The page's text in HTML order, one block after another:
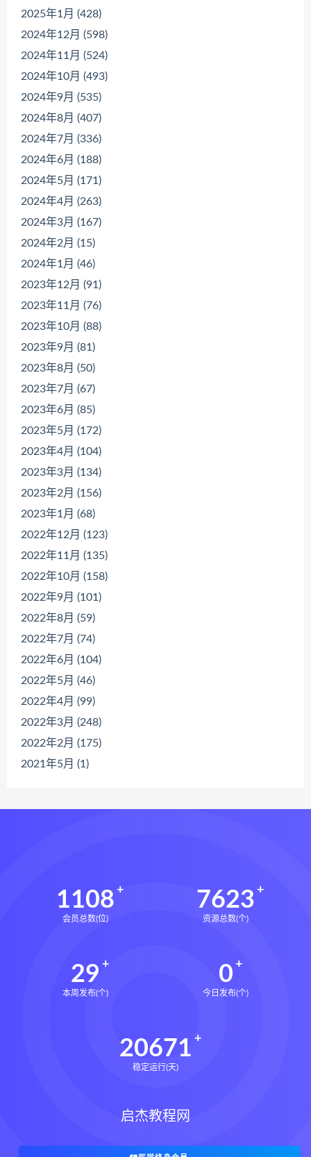
2025年1月 (428)
2024年12月 (598)
2024年11月 (524)
2024年10月 (493)
2024年9月 (535)
2024年8月 (407)
2024年7月 (336)
2024年6月 (188)
2024年5月 (171)
2024年4月 (263)
2024年3月 (167)
2024年2月 (15)
2024年1月 (46)
2023年12月 (91)
2023年11月 (76)
2023年10月 (88)
2023年9月 (81)
2023年8月 (50)
2023年7月 (67)
2023年6月 (85)
2023年5月 (172)
2023年4月 (104)
2023年3月 (134)
2023年2月 (156)
2023年1月 (68)
2022年12月 (123)
2022年11月 (135)
2022年10月 (158)
2022年9月 (101)
2022年8月 (59)
2022年7月 (74)
2022年6月 (104)
2022年5月 (46)
2022年4月 (99)
2022年3月 (248)
2022年2月 (175)
2021年5月 (1)
1108
会员总数(位)
7623
资源总数(个)
29
本周发布(个)
0
今日发布(个)
20671
稳定运行(天)
启杰教程网